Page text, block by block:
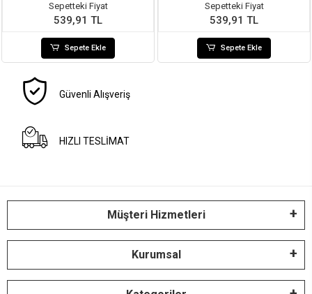
Sepetteki Fiyat
539,91 TL
Sepete Ekle
Sepetteki Fiyat
539,91 TL
Sepete Ekle
Güvenli Alışveriş
HIZLI TESLİMAT
Müşteri Hizmetleri
Kurumsal